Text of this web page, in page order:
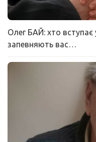
Олег БАЙ: хто
запевняють вас…